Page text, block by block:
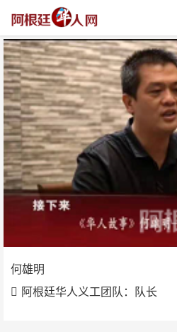
何雄明
阿根廷华人义工团队：队长
何雄明